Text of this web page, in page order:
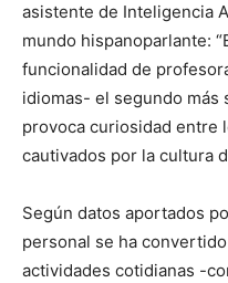
asistente de Inteligencia
mundo hispanoparlante:
funcionalidad de
idiomas- el segundo más
provoca curiosidad entre
cautivados por la cultura
Según datos aportados
personal se ha
actividades cotidianas -